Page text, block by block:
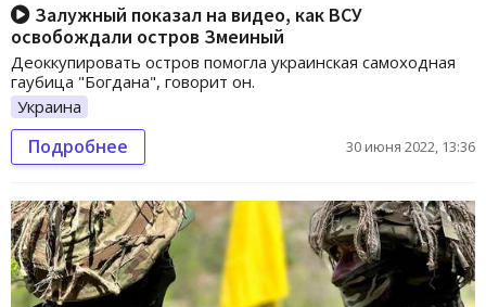
Залужный показал на видео, как ВСУ
освобождали остров Змеиный
Деоккупировать остров помогла украинская самоходная
гаубица "Богдана", говорит он.
Украина
Подробнее 30 июня 2022, 13:36